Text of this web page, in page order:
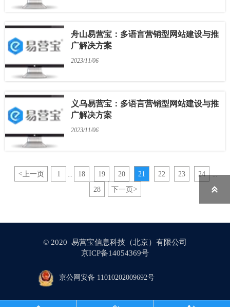
舟山易营宝：多语言营销型网站建设与推
广解决方案
2023/11/06
义乌易营宝：多语言营销型网站建设与推
广解决方案
2023/11/06
<上一页 1 ... 18 19 20 21 22 23 24 ...
28 下一页 >
© 2020 易营宝信息科技（北京）有限公司
京ICP备14054369号
京公网安备 11010202009692号
